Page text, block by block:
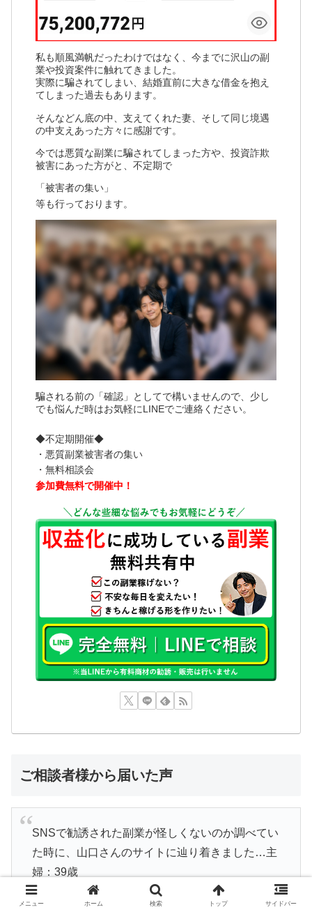
私も順風満帆だったわけではなく、今までに沢山の副
業や投資案件に触れてきました。
実際に騙されてしまい、結婚直前に大きな借金を抱え
てしまった過去もあります。
そんなどん底の中、支えてくれた妻、そして同じ境遇
の中支えあった方々に感謝です。
今では悪質な副業に騙されてしまった方や、投資詐欺
被害にあった方がと、不定期で
「被害者の集い」
等も行っております。
騙される前の「確認」としてで構いませんので、少し
でも悩んだ時はお気軽にLINEでご連絡ください。
◆不定期開催◆
・悪質副業被害者の集い
・無料相談会
参加費無料で開催中！
ご相談者様から届いた声
SNSで勧誘された副業が怪しくないのか調べてい
た時に、山口さんのサイトに辿り着きました…主
婦：39歳
メニュー ホーム 検索 トップ サイドバー